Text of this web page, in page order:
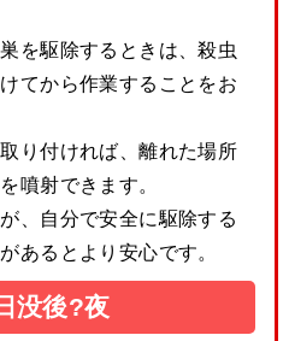
を駆除するときは、殺虫
てから作業することをお
り付ければ、離れた場所
噴射できます。
、自分で安全に駆除する
あるとより安心です。
没後?夜